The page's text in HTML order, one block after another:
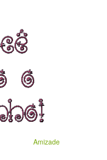
Amizade